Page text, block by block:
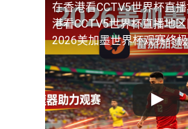
在香港看CCTV5世界杯直
港看CCTV5世界杯直播地
2026美加墨世界杯观赛终